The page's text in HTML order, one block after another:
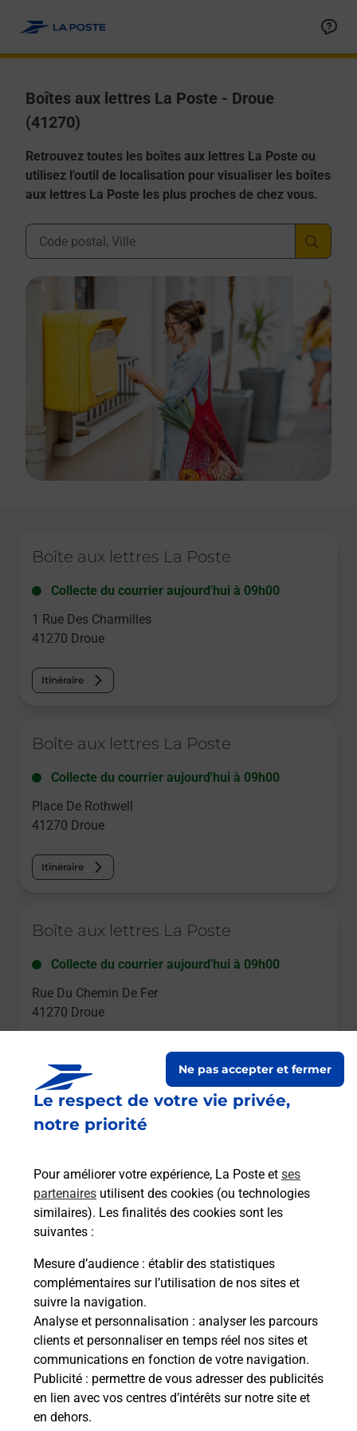
Le respect de votre vie privée,
notre priorité
Pour améliorer votre expérience, La Poste et ses
partenaires utilisent des cookies (ou technologies
similaires). Les finalités des cookies sont les
suivantes :
Mesure d’audience : établir des statistiques
complémentaires sur l’utilisation de nos sites et
suivre la navigation.
Analyse et personnalisation : analyser les parcours
clients et personnaliser en temps réel nos sites et
communications en fonction de votre navigation.
Publicité : permettre de vous adresser des publicités
en lien avec vos centres d’intérêts sur notre site et
en dehors.
Ne pas accepter et fermer
Boîtes aux lettres La Poste - Droue
(41270)
Retrouvez toutes les boîtes aux lettres La Poste ou
utilisez l'outil de localisation pour visualiser les boîtes
aux lettres La Poste les plus proches de chez vous.
Ville, Département, Code Postal
Boîte aux lettres La Poste
Collecte du courrier aujourd'hui à 09h00
1 Rue Des Charmilles
41270 Droue
Itinéraire
Boîte aux lettres La Poste
Collecte du courrier aujourd'hui à 09h00
Place De Rothwell
41270 Droue
Itinéraire
Boîte aux lettres La Poste
Collecte du courrier aujourd'hui à 09h00
Rue Du Chemin De Fer
41270 Droue
Boîte aux lettres La Poste
5 Rue Henri Merillon
41270 Droue
Le lien s'ouvre dans un nouvel onglet
Boîte aux lettres La Poste
Collecte du courrier aujourd'hui à 13h00
25 Rue Saint Nicolas
41270 Droue
Le lien s'ouvre dans un nouvel onglet